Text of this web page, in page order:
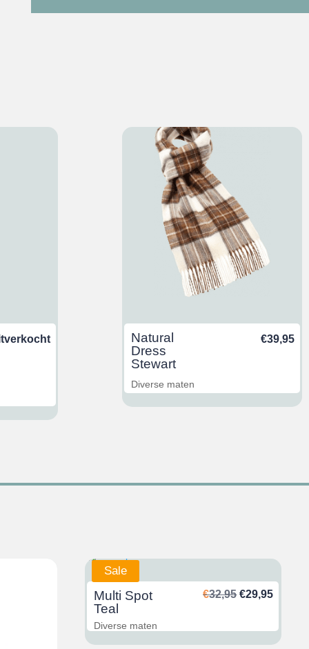
Natural
Dress
Stewart
€39,95
Diverse maten
Sale
Multi Spot
Teal
€32,95
€32,95
€29,95
€29,95.
Diverse maten